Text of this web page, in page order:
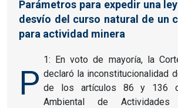
Parámetros para expedir una
desvío del curso natural de un
para actividad minera
P
1: En voto de mayoría, la
declaró la inconstitucionalidad
de los artículos 86 y 136
Ambiental de